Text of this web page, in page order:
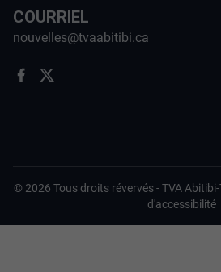
COURRIEL
nouvelles@tvaabitibi.ca
© 2026 Tous droits révervés -TVA
d'accessibilité